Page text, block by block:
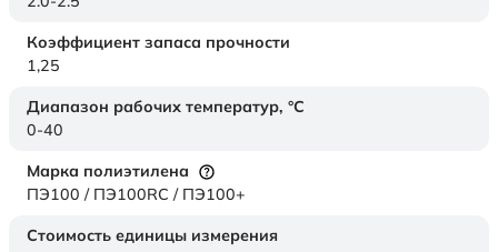
Коэффициент запаса прочности
1,25
Диапазон рабочих температур, °C
0-40
Марка полиэтилена
ПЭ100 / ПЭ100RC / ПЭ100+
Стоимость единицы измерения